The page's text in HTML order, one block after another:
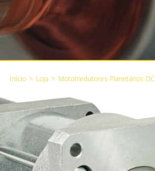
Início > Loja > Motorredutores Planetários DC